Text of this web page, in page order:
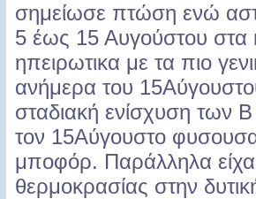
σημείωσε πτώση ενώ
5 έως 15 Αυγούστου στα
ηπειρωτικα με τα πιο
ανήμερα του
σταδιακή ενίσχυση των
τον 15Αύγουστο
μποφόρ. Παράλληλα
θερμοκρασίας στην